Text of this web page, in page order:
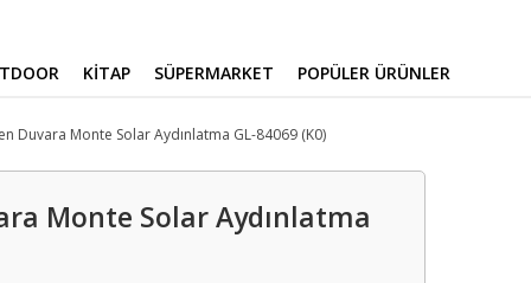
KİTAP SÜPERMARKET POPÜLER ÜRÜNLER
Duvara Monte Solar Aydınlatma GL-84069 (K0)
Monte Solar Aydınlatma